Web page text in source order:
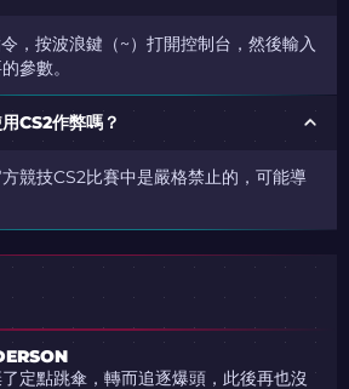
，按波浪鍵（~）打開控制台，然後輸入
參數。
CS2作弊嗎？
競技CS2比賽中是嚴格禁止的，可能導
定點跳傘，轉而追逐爆頭，此後再也沒